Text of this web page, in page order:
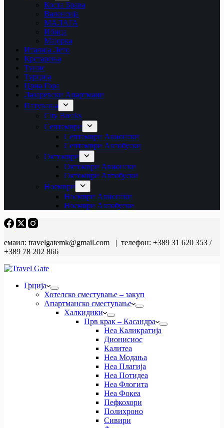
Коста Брава
Валенсија
МАЛАГА
Ибица
Мајорка
Италија Лето
Крстарења
Тунис
Турција
Црна Гора
Лазаревски Апартмани
Патувања
City Breaks
Септември
Септември Авионски
Септември Автобуски
Октомври
Октомври Авионски
Октомври Автобуски
Ноември
Ноември Авионски
Ноември Автобуски
емаил: travelgatemk@gmail.com | телефон: +389 31 620 353 /
+389 78 202 866
Грција
Хотелско сместување – закуп
Апартманско сместување
Халкидики
Прв крак – Касандра
Неа Каликратија
Дионисиос
Калитеа
Неа Модања
Неа Плагија
Неа Потидеа
Неа Флогита
Неа Фокеа
Пефкохори
Полихроно
Сивири